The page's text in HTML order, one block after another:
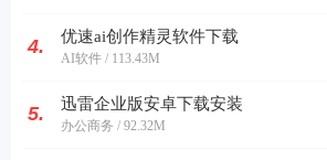
4. 优速ai创作精灵软件下载
AI软件 / 113.43M
5. 迅雷企业版安卓下载安装
办公商务 / 92.32M